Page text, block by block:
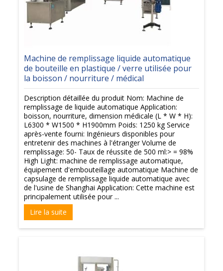
Machine de remplissage liquide automatique
de bouteille en plastique / verre utilisée pour
la boisson / nourriture / médical
Description détaillée du produit Nom: Machine de
remplissage de liquide automatique Application:
boisson, nourriture, dimension médicale (L * W * H):
L6300 * W1500 * H1900mm Poids: 1250 kg Service
après-vente fourni: Ingénieurs disponibles pour
entretenir des machines à l'étranger Volume de
remplissage: 50- Taux de réussite de 500 ml:> = 98%
High Light: machine de remplissage automatique,
équipement d'embouteillage automatique Machine de
capsulage de remplissage liquide automatique avec
de l'usine de Shanghai Application: Cette machine est
principalement utilisée pour ...
Lire la suite